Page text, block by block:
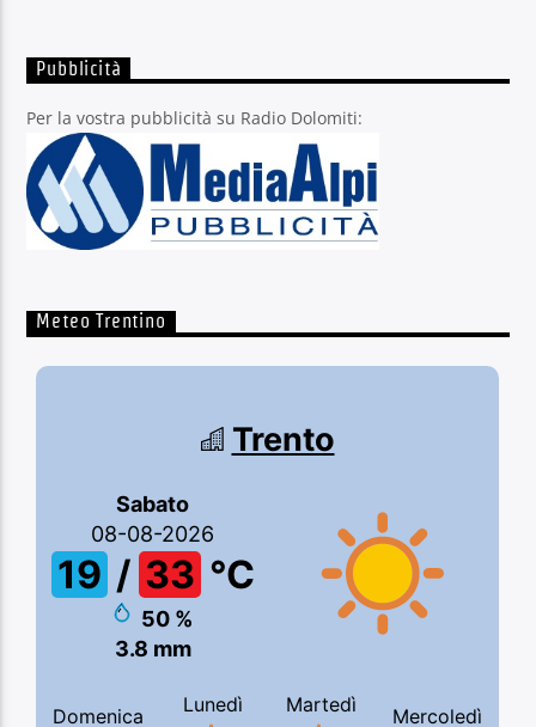
Pubblicità
Per la vostra pubblicità su Radio Dolomiti:
Meteo Trentino